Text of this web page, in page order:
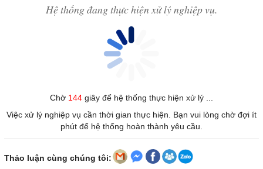
Hệ thống đang thực hiện xử lý nghiệp vụ.
Chờ 144giây để hệ thống thực hiện xử lý ...
Việc xử lý nghiệp vụ cần thời gian thực hiện. Bạn vui lòng chờ đợi ít
phút để hệ thống hoàn thành yêu cầu.
Thảo luận cùng chúng tôi: